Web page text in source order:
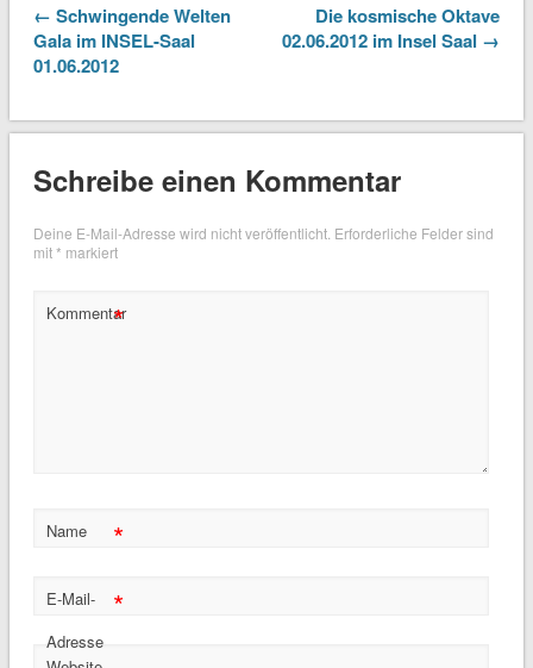
← Schwingende Welten
Gala im INSEL-Saal
01.06.2012
Die kosmische Oktave
02.06.2012 im Insel Saal →
Schreibe einen Kommentar
Deine E-Mail-Adresse wird nicht veröffentlicht. Erforderliche Felder sind
mit* markiert
Kommentar
*
Name *
E-Mail-
Adresse
*